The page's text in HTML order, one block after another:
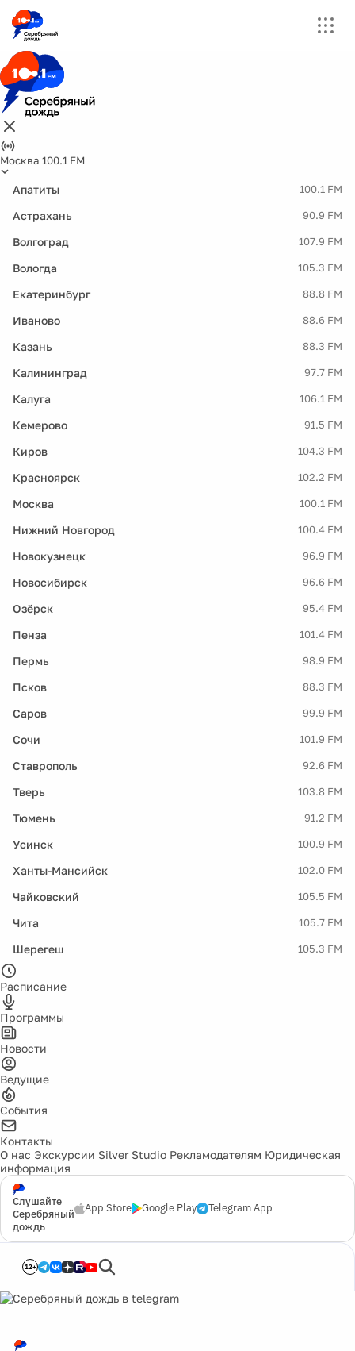
Москва 100.1 FM
Апатиты 100.1 FM
Астрахань 90.9 FM
Волгоград 107.9 FM
Вологда 105.3 FM
Екатеринбург 88.8 FM
Иваново 88.6 FM
Казань 88.3 FM
Калининград 97.7 FM
Калуга 106.1 FM
Кемерово 91.5 FM
Киров 104.3 FM
Красноярск 102.2 FM
Москва 100.1 FM
Нижний Новгород 100.4 FM
Новокузнецк 96.9 FM
Новосибирск 96.6 FM
Озёрск 95.4 FM
Пенза 101.4 FM
Пермь 98.9 FM
Псков 88.3 FM
Саров 99.9 FM
Сочи 101.9 FM
Ставрополь 92.6 FM
Тверь 103.8 FM
Тюмень 91.2 FM
Усинск 100.9 FM
Ханты-Мансийск 102.0 FM
Чайковский 105.5 FM
Чита 105.7 FM
Шерегеш 105.3 FM
Расписание
Программы
Новости
Ведущие
События
Контакты
О нас Экскурсии Silver Studio Рекламодателям Юридическая
информация
Слушайте
Серебряный
дождь
App Store Google Play Telegram App
12+